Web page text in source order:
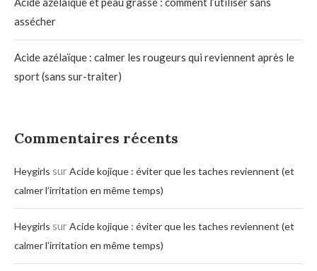
assécher
Acide azélaïque : calmer les rougeurs qui reviennent après le
sport (sans sur-traiter)
Commentaires récents
Heygirls surAcide kojique : éviter que les taches reviennent (et
calmer l’irritation en même temps)
Heygirls surAcide kojique : éviter que les taches reviennent (et
calmer l’irritation en même temps)